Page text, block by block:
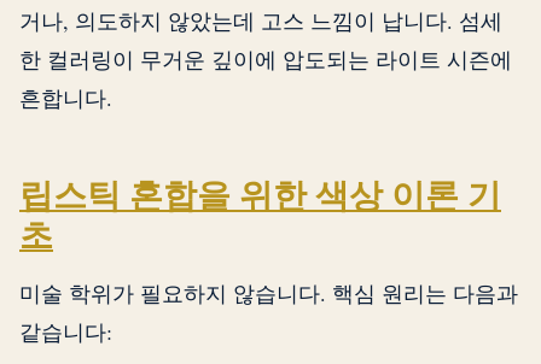
거나, 의도하지 않았는데 고스 느낌이 납니다. 섬세
한 컬러링이 무거운 깊이에 압도되는 라이트 시즌에
흔합니다.
립스틱 혼합을 위한 색상 이론 기
초
미술 학위가 필요하지 않습니다. 핵심 원리는 다음과
같습니다: